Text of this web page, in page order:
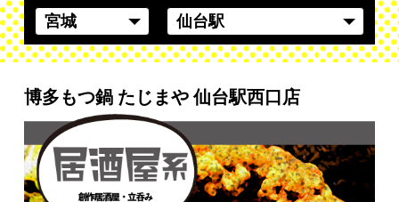
博多もつ鍋 たじまや 仙台駅西口店